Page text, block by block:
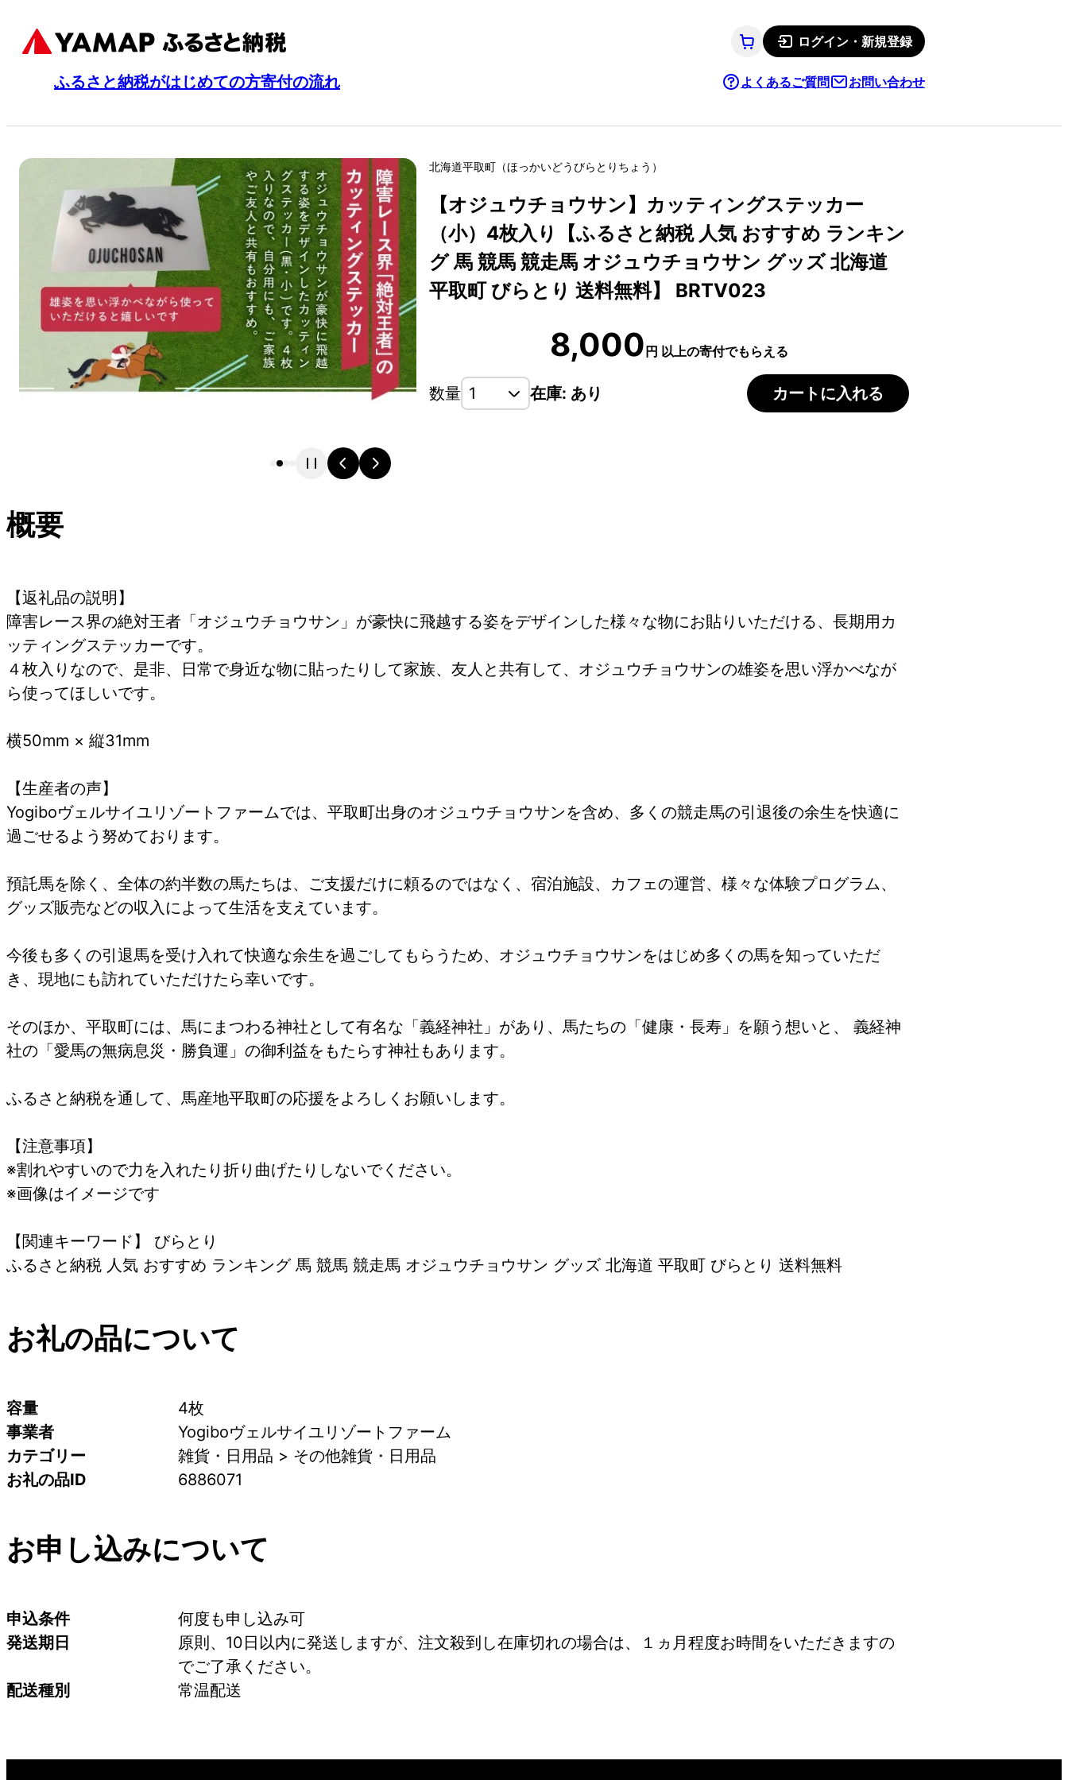
ログイン・新規登録
ふるさと納税がはじめての方寄付の流れ よくあるご質問 お問い合わせ
北海道平取町 （ほっかいどうびらとりちょう ）
【オジュウチョウサン】カッティングステッカー
（小）4枚入り【ふるさと納税 人気 おすすめ ランキン
グ 馬 競馬 競走馬 オジュウチョウサン グッズ 北海道
平取町 びらとり 送料無料】 BRTV023
8,000円 以上の寄付でもらえる
数量 在庫: あり カートに入れる
概要
【返礼品の説明】
障害レース界の絶対王者「オジュウチョウサン」が豪快に飛越する姿をデザインした様々な物にお貼りいただける、長期用カ
ッティングステッカーです。
４枚入りなので、是非、日常で身近な物に貼ったりして家族、友人と共有して、オジュウチョウサンの雄姿を思い浮かべなが
ら使ってほしいです。
横50mm × 縦31mm
【生産者の声】
Yogiboヴェルサイユリゾートファームでは、平取町出身のオジュウチョウサンを含め、多くの競走馬の引退後の余生を快適に
過ごせるよう努めております。
預託馬を除く、全体の約半数の馬たちは、ご支援だけに頼るのではなく、宿泊施設、カフェの運営、様々な体験プログラム、
グッズ販売などの収入によって生活を支えています。
今後も多くの引退馬を受け入れて快適な余生を過ごしてもらうため、オジュウチョウサンをはじめ多くの馬を知っていただ
き、現地にも訪れていただけたら幸いです。
そのほか、平取町には、馬にまつわる神社として有名な「義経神社」があり、馬たちの「健康・長寿」を願う想いと、 義経神
社の「愛馬の無病息災・勝負運」の御利益をもたらす神社もあります。
ふるさと納税を通して、馬産地平取町の応援をよろしくお願いします。
【注意事項】
※割れやすいので力を入れたり折り曲げたりしないでください。
※画像はイメージです
【関連キーワード】 びらとり
ふるさと納税 人気 おすすめ ランキング 馬 競馬 競走馬 オジュウチョウサン グッズ 北海道 平取町 びらとり 送料無料
お礼の品について
容量
4枚
事業者
Yogiboヴェルサイユリゾートファーム
カテゴリー
雑貨・日用品 > その他雑貨・日用品
お礼の品ID
6886071
お申し込みについて
申込条件
何度も申し込み可
発送期日
原則、10日以内に発送しますが、注文殺到し在庫切れの場合は、１ヵ月程度お時間をいただきますの
でご了承ください。
配送種別
常温配送